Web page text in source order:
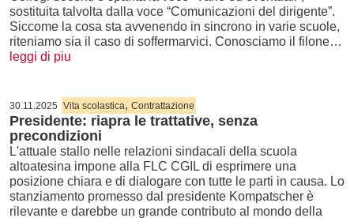
sostituita talvolta dalla voce “Comunicazioni del dirigente”.
Siccome la cosa sta avvenendo in sincrono in varie scuole,
riteniamo sia il caso di soffermarvici. Conosciamo il filone…
leggi di piu
30.11.2025 Vita scolastica, Contrattazione
Presidente: riapra le trattative, senza
precondizioni
L'attuale stallo nelle relazioni sindacali della scuola
altoatesina impone alla FLC CGIL di esprimere una
posizione chiara e di dialogare con tutte le parti in causa. Lo
stanziamento promesso dal presidente Kompatscher è
rilevante e darebbe un grande contributo al mondo della